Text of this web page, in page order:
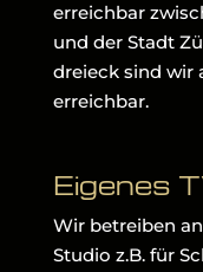
erreichbar
und der Stadt
dreieck sind wir
erreichbar.
Eigenes
Wir betreiben
Studio z.B. für